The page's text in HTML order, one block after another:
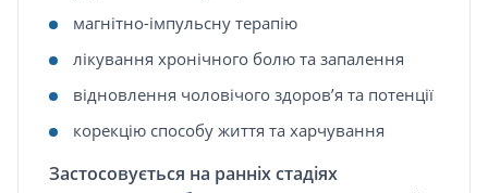
магнітно-імпульсну терапію
лікування хронічного болю та запалення
відновлення чоловічого здоров’я та потенції
корекцію способу життя та харчування
Застосовується на ранніх стадіях